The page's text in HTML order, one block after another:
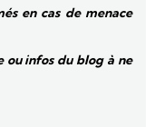
en cas de menace
infos du blog à ne